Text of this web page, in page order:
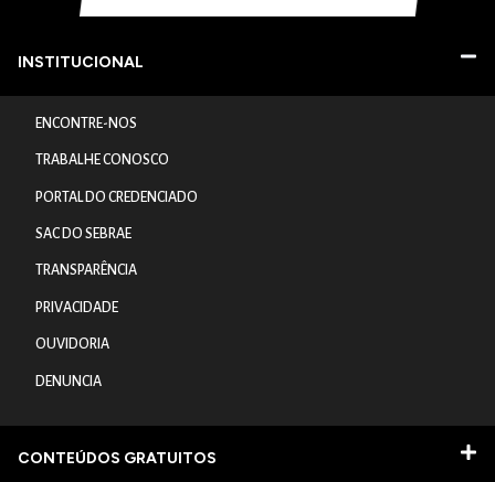
INSTITUCIONAL
ENCONTRE-NOS
TRABALHE CONOSCO
PORTAL DO CREDENCIADO
SAC DO SEBRAE
TRANSPARÊNCIA
PRIVACIDADE
OUVIDORIA
DENUNCIA
CONTEÚDOS GRATUITOS